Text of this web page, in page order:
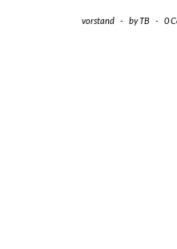
vorstand - byTB - 0